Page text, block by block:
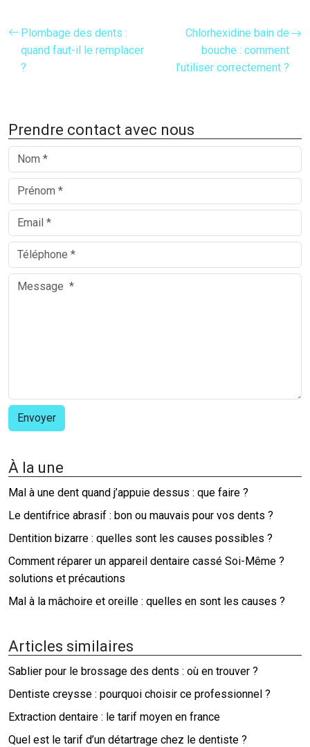
Plombage des dents :
quand faut-il le remplacer
?
Chlorhexidine bain de
bouche : comment
l’utiliser correctement ?
Prendre contact avec nous
À la une
Mal à une dent quand j’appuie dessus : que faire ?
Le dentifrice abrasif : bon ou mauvais pour vos dents ?
Dentition bizarre : quelles sont les causes possibles ?
Comment réparer un appareil dentaire cassé Soi-Même ?
solutions et précautions
Mal à la mâchoire et oreille : quelles en sont les causes ?
Articles similaires
Sablier pour le brossage des dents : où en trouver ?
Dentiste creysse : pourquoi choisir ce professionnel ?
Extraction dentaire : le tarif moyen en france
Quel est le tarif d’un détartrage chez le dentiste ?